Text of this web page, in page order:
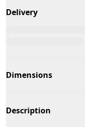
Delivery
Dimensions
Description